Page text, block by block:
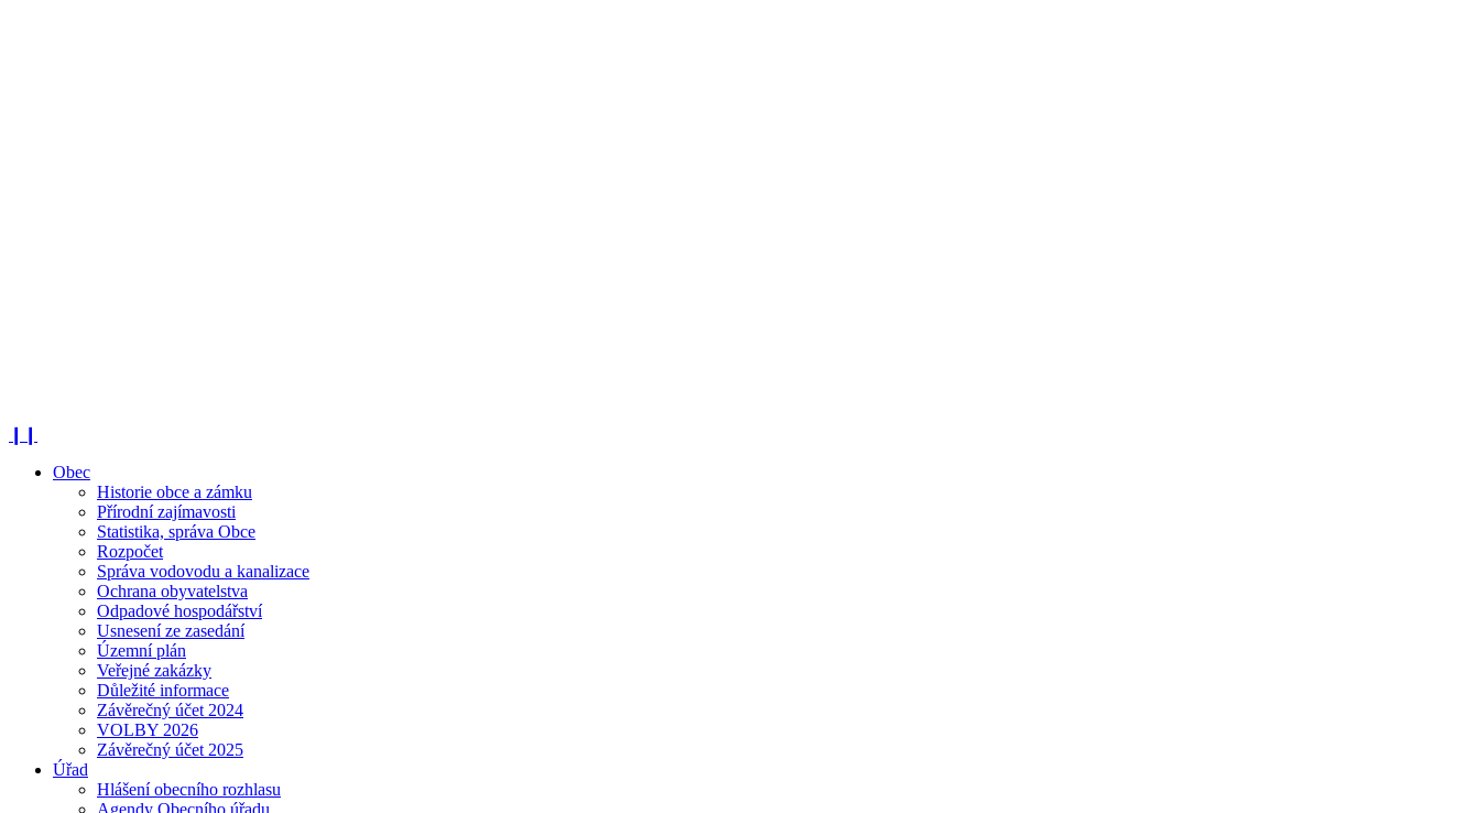
Obec
Historie obce a zámku
Přírodní zajímavosti
Statistika, správa Obce
Rozpočet
Správa vodovodu a kanalizace
Ochrana obyvatelstva
Odpadové hospodářství
Usnesení ze zasedání
Územní plán
Veřejné zakázky
Důležité informace
Závěrečný účet 2024
VOLBY 2026
Závěrečný účet 2025
Úřad
Hlášení obecního rozhlasu
Agendy Obecního úřadu